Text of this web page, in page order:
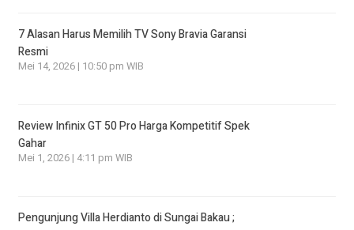
7 Alasan Harus Memilih TV Sony Bravia Garansi
Resmi
Mei 14, 2026 | 10:50 pm WIB
Review Infinix GT 50 Pro Harga Kompetitif Spek
Gahar
Mei 1, 2026 | 4:11 pm WIB
Pengunjung Villa Herdianto di Sungai Bakau ;